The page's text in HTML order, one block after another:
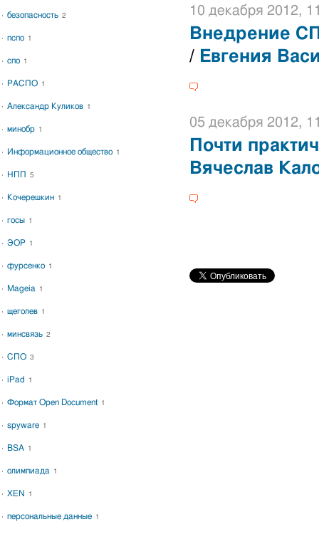
10 декабря 2012,
Внедрение
/ Евгения
05 декабря 2012,
Почти
Вячеслав
безопасность 2
пспо 1
спо 1
РАСПО 1
Александр Куликов 1
минобр 1
Информационное общество 1
НПП 5
Кочерешкин 1
госы 1
ЭОР 1
фурсенко 1
Mageia 1
щеголев 1
минсвязь 2
СПО 3
iPad 1
Формат Open Document 1
spyware 1
BSA 1
олимпиада 1
XEN 1
персональные данные 1